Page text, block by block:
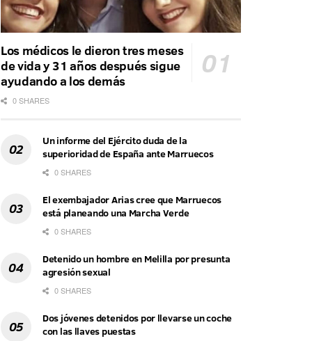
Los médicos le dieron tres meses
de vida y 31 años después sigue
ayudando a los demás
0 SHARES
Un informe del Ejército duda de la
superioridad de España ante Marruecos
0 SHARES
El exembajador Arias cree que Marruecos
está planeando una Marcha Verde
0 SHARES
Detenido un hombre en Melilla por presunta
agresión sexual
0 SHARES
Dos jóvenes detenidos por llevarse un coche
con las llaves puestas